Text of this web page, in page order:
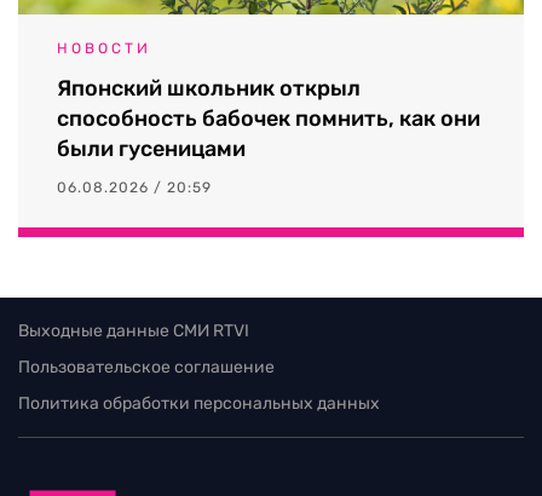
НОВОСТИ
Японский школьник открыл
способность бабочек помнить, как они
были гусеницами
06.08.2026 / 20:59
Выходные данные СМИ RTVI
Пользовательское соглашение
Политика обработки персональных данных